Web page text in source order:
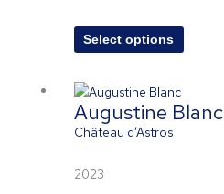
Select options
product
page
Augustine Blanc
Château d’Astros
2023